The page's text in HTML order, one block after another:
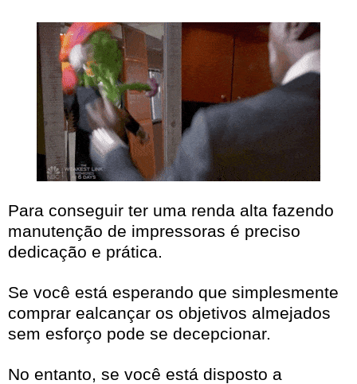
Para conseguir ter uma renda alta fazendo
manutenção de impressoras é preciso
dedicação e prática.
Se você está esperando que simplesmente
comprar ealcançar os objetivos almejados
sem esforço pode se decepcionar.
No entanto, se você está disposto a